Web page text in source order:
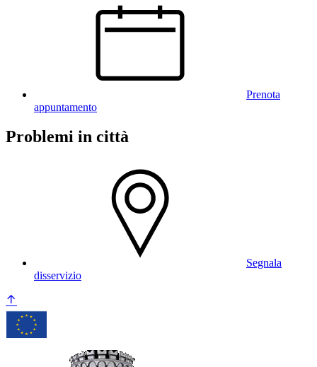
Prenota
appuntamento
Problemi in città
Segnala
disservizio